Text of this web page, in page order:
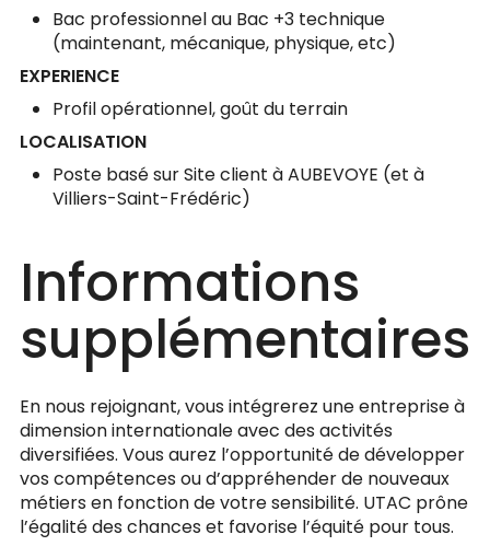
Bac professionnel au Bac +3 technique
(maintenant, mécanique, physique, etc)
EXPERIENCE
Profil opérationnel, goût du terrain
LOCALISATION
Poste basé sur Site client à AUBEVOYE (et à
Villiers-Saint-Frédéric)
Informations
supplémentaires
En nous rejoignant, vous intégrerez une entreprise à
dimension internationale avec des activités
diversifiées. Vous aurez l’opportunité de développer
vos compétences ou d’appréhender de nouveaux
métiers en fonction de votre sensibilité. UTAC prône
l’égalité des chances et favorise l’équité pour tous.